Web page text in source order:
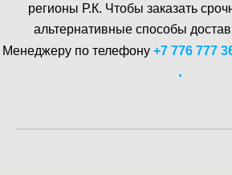
регионы Р.К. Чтобы заказать
альтернативные способы
Менеджеру по телефону +7 776 777
.